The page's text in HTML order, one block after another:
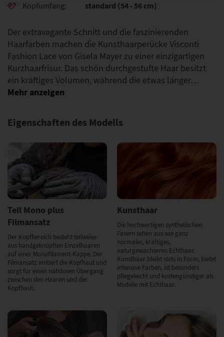
Kopfumfang standard (54 - 56 cm)
Der extravagante Schnitt und die faszinierenden
Haarfarben machen die Kunsthaarperücke Visconti
Fashion Lace von Gisela Mayer zu einer einzigartigen
Kurzhaarfrisur. Das schön durchgestufte Haar besitzt
ein kräftiges Volumen, während die etwas länger…
Eigenschaften des Modells
Teil Mono plus
Filmansatz
Der Kopfbereich besteht teilweise
aus handgeknüpften Einzelhaaren
auf einer Monofilament-Kappe. Der
Filmansatz imitiert die Kopfhaut und
sorgt für einen nahtlosen Übergang
zwischen den Haaren und der
Kopfhaut.
Kunsthaar
Die hochwertigen synthetischen
Fasern sehen aus wie ganz
normales, kräftiges,
naturgewachsenes Echthaar.
Kunsthaar bleibt stets in Form, bietet
intensive Farben, ist besonders
pflegeleicht und kostengünstiger als
Modelle mit Echthaar.